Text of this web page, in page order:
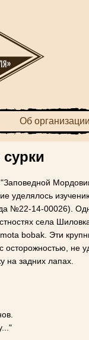
Об организации
сурки
уделялось
№22-14-00026).
села
bobak. Эти
не
на задних лапах.